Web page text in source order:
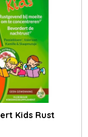
Kids Rust